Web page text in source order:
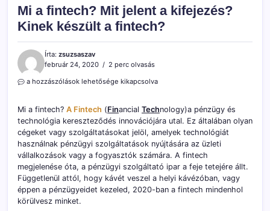
Mi a fintech? Mit jelent a kifejezés?
Kinek készült a fintech?
Írta: zsuzsaszav
február 24, 2020
2 perc olvasás
Mi
Mit
jelent
a
kifejezés?
Kinek
készült
a
fintech?
bejegyzéshez
a hozzászólások lehetősége kikapcsolva
Mi a fintech? A Fintech (Financial Technology)a pénzügy és
technológia kereszteződés innovációjára utal. Ez általában olyan
cégeket vagy szolgáltatásokat jelöl, amelyek technológiát
használnak pénzügyi szolgáltatások nyújtására az üzleti
vállalkozások vagy a fogyasztók számára. A fintech
megjelenése óta, a pénzügyi szolgáltató ipar a feje tetejére állt.
Függetlenül attól, hogy kávét veszel a helyi kávézóban, vagy
éppen a pénzügyeidet kezeled, 2020-ban a fintech mindenhol
körülvesz minket.